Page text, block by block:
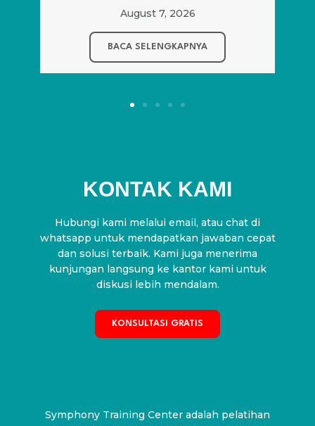
BACA SELENGKAPNYA
KONTAK KAMI
Hubungi kami melalui email, atau chat di
whatsapp untuk mendapatkan jawaban cepat
dan solusi terbaik. Kami juga menerima
kunjungan langsung ke kantor kami untuk
diskusi lebih mendalam.
KONSULTASI GRATIS
Symphony Training Center adalah pelatihan